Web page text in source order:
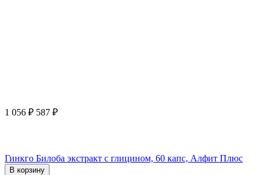
1 056 ₽ 587 ₽
Гинкго Билоба экстракт с глицином, 60 капс, Алфит Плюс
В корзину